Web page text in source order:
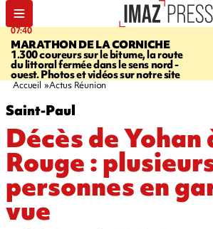
07:40
MARATHON DE LA CORNICHE
1.300 coureurs sur le bitume, la route
du littoral fermée dans le sens nord -
ouest. Photos et vidéos sur notre site
Accueil Actus Réunion
Saint-Paul
Décès de Yohan
Rouge :
personnes en
vue